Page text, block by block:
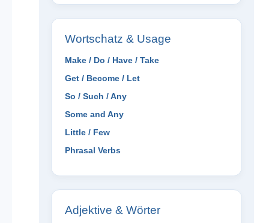
Wortschatz & Usage
Make / Do / Have / Take
Get / Become / Let
So / Such / Any
Some and Any
Little / Few
Phrasal Verbs
Adjektive & Wörter